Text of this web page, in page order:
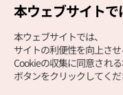
本ウェブサイトで
本ウェブサイトでは、
サイトの利便性を向上さ
Cookieの収集に同意される
ボタンをクリックしてくだ